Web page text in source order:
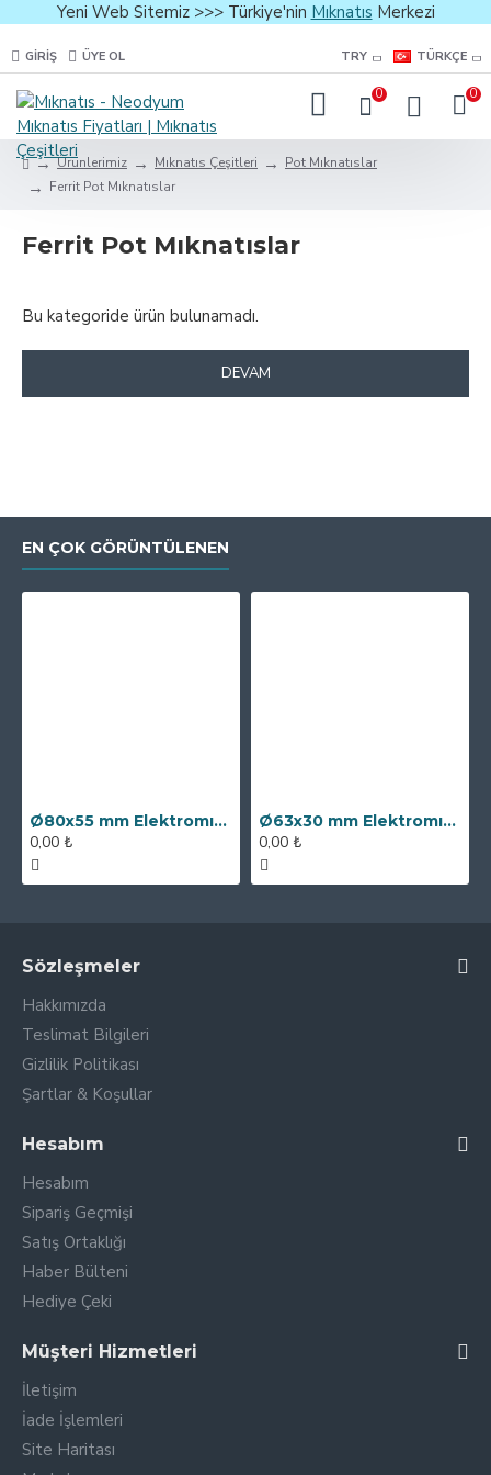
Yeni Web Sitemiz >>> Türkiye'nin Mıknatıs Merkezi
GIRIŞ ÜYE OL TRY TÜRKÇE
0 0
Ürünlerimiz Mıknatıs Çeşitleri
Pot Mıknatıslar
Ferrit Pot Mıknatıslar
Ferrit Pot Mıknatıslar
Bu kategoride ürün bulunamadı.
DEVAM
EN ÇOK GÖRÜNTÜLENEN
Ø80x55 mm Elektromıknatıs - 250 kg Çekim Gücü
0,00 ₺
Ø63x30 mm Elektromıknatıs - 100 kg Çekim Gücü
0,00 ₺
Sözleşmeler
Hakkımızda
Teslimat Bilgileri
Gizlilik Politikası
Şartlar & Koşullar
Hesabım
Hesabım
Sipariş Geçmişi
Satış Ortaklığı
Haber Bülteni
Hediye Çeki
Müşteri Hizmetleri
İletişim
İade İşlemleri
Site Haritası